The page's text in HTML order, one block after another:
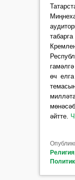
өч
әйтте.
Религия,